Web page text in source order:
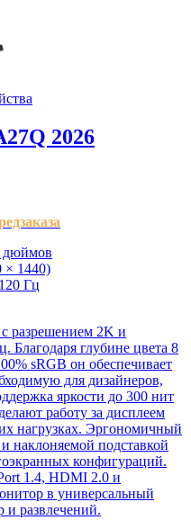
2026
дюймов
× 1440)
Гц
разрешением 2K и
Благодаря глубине цвета 8
sRGB он обеспечивает
для дизайнеров,
яркости до 300 нит
работу за дисплеем
нагрузках. Эргономичный
наклоняемой подставкой
конфигураций.
1.4, HDMI 2.0 и
в универсальный
и развлечений.